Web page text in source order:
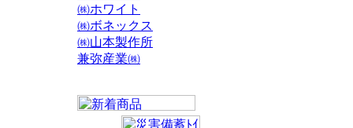
㈱ホワイト
㈱ボネックス
㈱山本製作所
兼弥産業㈱